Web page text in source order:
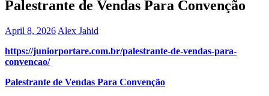
Palestrante de Vendas Para Convenção
April 8, 2026 Alex Jahid
https://juniorportare.com.br/palestrante-de-vendas-para-
convencao/
Palestrante de Vendas Para Convenção